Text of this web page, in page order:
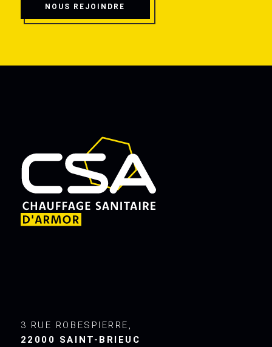
NOUS REJOINDRE
3 RUE ROBESPIERRE,
22000 SAINT-BRIEUC